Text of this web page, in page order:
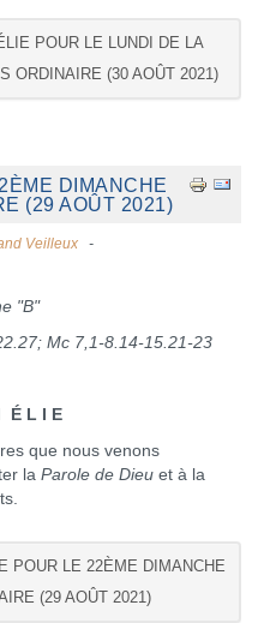
POUR LE LUNDI DE LA
ORDINAIRE (30 AOÛT 2021)
DIMANCHE
(29 AOÛT 2021)
Veilleux
"B"
Mc 7,1-8.14-15.21-23
É L I E
que nous venons
la Parole de Dieuet à la
POUR LE 22ÈME DIMANCHE
(29 AOÛT 2021)